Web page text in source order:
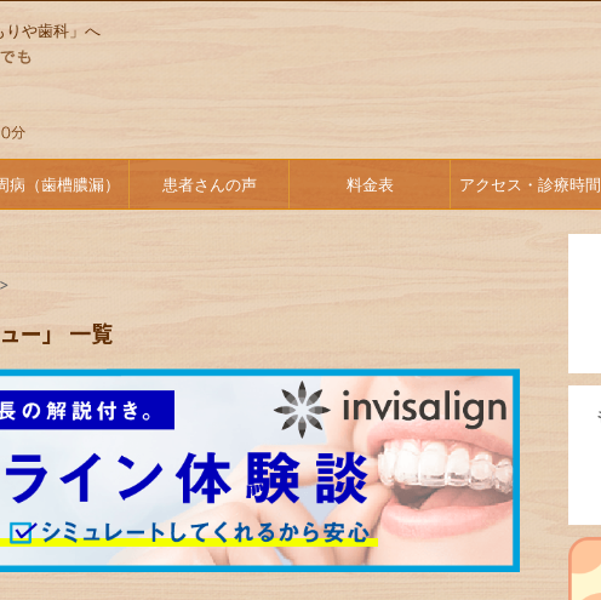
りや歯科」へ
病（歯槽膿漏） 患者さんの声 料金表 アクセス・診療時間
>
ー」 一覧